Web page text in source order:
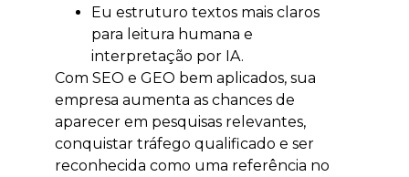
Eu estruturo textos mais claros
para leitura humana e
interpretação por IA.
Com SEO e GEO bem aplicados, sua
empresa aumenta as chances de
aparecer em pesquisas relevantes,
conquistar tráfego qualificado e ser
reconhecida como uma referência no